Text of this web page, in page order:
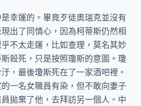
幸運的。畢竟歹徒奧瑞克並沒有
出了同情心，因為柯蒂斯仍然相
不太走運，比如查理，莫名其妙
殺死，只是按照瓊斯的意圖。瓊
，最後瓊斯死在了一家酒吧裡。
一名女職員有染，但不敢向妻子
拋棄了他，去拜訪另一個人。中